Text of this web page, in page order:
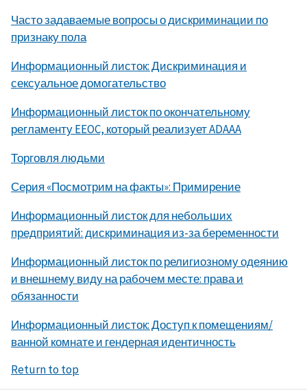
Часто задаваемые вопросы о дискриминации по
признаку пола
Информационный листок: Дискриминация и
сексуальное домогательство
Информационный листок по окончательному
регламенту EEOC, который реализует ADAAA
Торговля людьми
Серия «Посмотрим на факты»: Примирение
Информационный листок для небольших
предприятий: дискриминация из-за беременности
Информационный листок по религиозному одеянию
и внешнему виду на рабочем месте: права и
обязанности
Информационный листок: Доступ к помещениям/
ванной комнате и гендерная идентичность
Return to top